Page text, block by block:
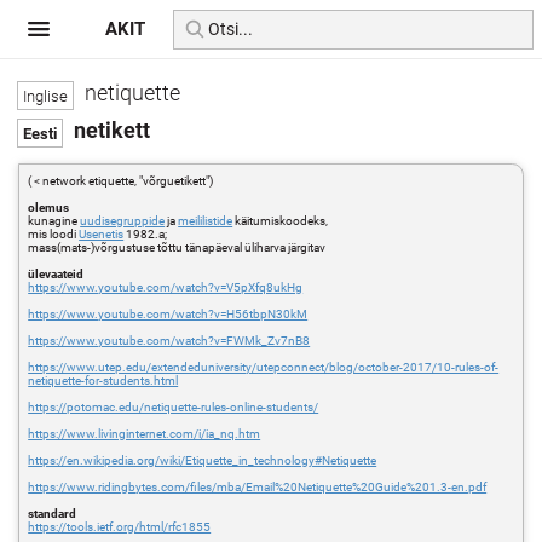
netiquette
netikett
( < network etiquette, "võrguetikett")
olemus
kunagineuudisegruppidejameililistide käitumiskoodeks,
mis loodiUsenetis1982.a;
mass(mats-)võrgustuse tõttu tänapäeval üliharva järgitav
ülevaateid
https://www.youtube.com/watch?v=V5pXfq8ukHg
https://www.youtube.com/watch?v=H56tbpN30kM
https://www.youtube.com/watch?v=FWMk_Zv7nB8
https://www.utep.edu/extendeduniversity/utepconnect/blog/october-2017/10-rules-of-
netiquette-for-students.html
https://potomac.edu/netiquette-rules-online-students/
https://www.livinginternet.com/i/ia_nq.htm
https://en.wikipedia.org/wiki/Etiquette_in_technology#Netiquette
https://www.ridingbytes.com/files/mba/Email%20Netiquette%20Guide%201.3-en.pdf
standard
https://tools.ietf.org/html/rfc1855
AKIT